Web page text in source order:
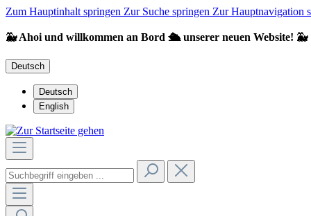
Zum Hauptinhalt springen Zur Suche springen Zur Hauptnavigation
🐳 Ahoi und willkommen an Bord 🛳️ unserer neuen Website! 🐳
Deutsch
Deutsch
English